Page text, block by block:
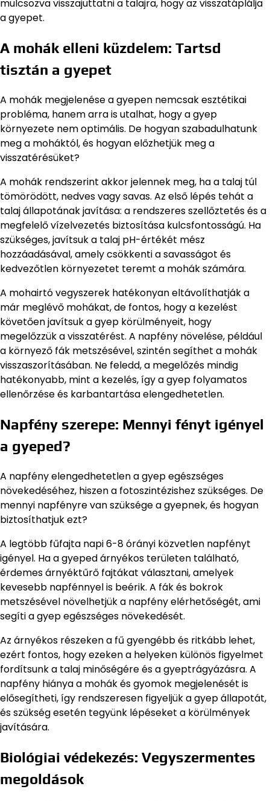
mulcsozva visszajuttatni a talajra, hogy az visszatáplálja
a gyepet.
A mohák elleni küzdelem: Tartsd
tisztán a gyepet
A mohák megjelenése a gyepen nemcsak esztétikai
probléma, hanem arra is utalhat, hogy a gyep
környezete nem optimális. De hogyan szabadulhatunk
meg a moháktól, és hogyan előzhetjük meg a
visszatérésüket?
A mohák rendszerint akkor jelennek meg, ha a talaj túl
tömörödött, nedves vagy savas. Az első lépés tehát a
talaj állapotának javítása: a rendszeres szellőztetés és a
megfelelő vízelvezetés biztosítása kulcsfontosságú. Ha
szükséges, javítsuk a talaj pH-értékét mész
hozzáadásával, amely csökkenti a savasságot és
kedvezőtlen környezetet teremt a mohák számára.
A mohairtó vegyszerek hatékonyan eltávolíthatják a
már meglévő mohákat, de fontos, hogy a kezelést
követően javítsuk a gyep körülményeit, hogy
megelőzzük a visszatérést. A napfény növelése, például
a környező fák metszésével, szintén segíthet a mohák
visszaszorításában. Ne feledd, a megelőzés mindig
hatékonyabb, mint a kezelés, így a gyep folyamatos
ellenőrzése és karbantartása elengedhetetlen.
Napfény szerepe: Mennyi fényt igényel
a gyeped?
A napfény elengedhetetlen a gyep egészséges
növekedéséhez, hiszen a fotoszintézishez szükséges. De
mennyi napfényre van szüksége a gyepnek, és hogyan
biztosíthatjuk ezt?
A legtöbb fűfajta napi 6-8 órányi közvetlen napfényt
igényel. Ha a gyeped árnyékos területen található,
érdemes árnyéktűrő fajtákat választani, amelyek
kevesebb napfénnyel is beérik. A fák és bokrok
metszésével növelhetjük a napfény elérhetőségét, ami
segíti a gyep egészséges növekedését.
Az árnyékos részeken a fű gyengébb és ritkább lehet,
ezért fontos, hogy ezeken a helyeken különös figyelmet
fordítsunk a talaj minőségére és a gyeptrágyázásra. A
napfény hiánya a mohák és gyomok megjelenését is
elősegítheti, így rendszeresen figyeljük a gyep állapotát,
és szükség esetén tegyünk lépéseket a körülmények
javítására.
Biológiai védekezés: Vegyszermentes
megoldások